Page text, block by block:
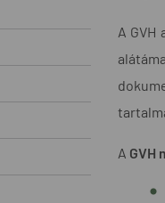
A
A GVH